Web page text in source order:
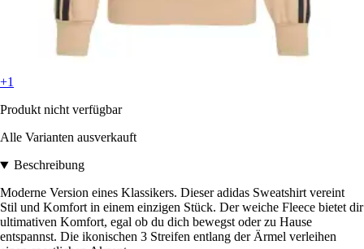
+1
Produkt nicht verfügbar
Alle Varianten ausverkauft
Beschreibung
Moderne Version eines Klassikers. Dieser adidas Sweatshirt vereint
Stil und Komfort in einem einzigen Stück. Der weiche Fleece bietet dir
ultimativen Komfort, egal ob du dich bewegst oder zu Hause
entspannst. Die ikonischen 3 Streifen entlang der Ärmel verleihen